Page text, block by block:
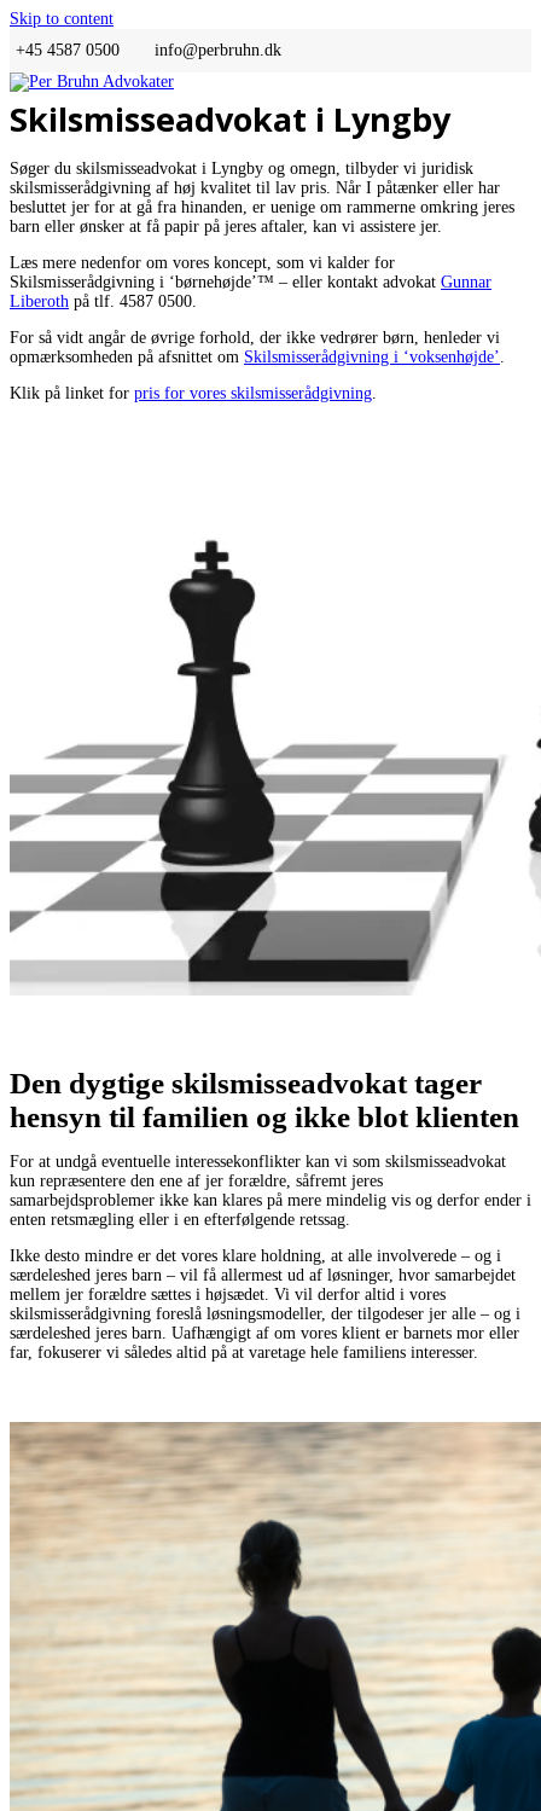
Skip to content
+45 4587 0500
info@perbruhn.dk
Skilsmisseadvokat i Lyngby
Søger du skilsmisseadvokat i Lyngby og omegn, tilbyder vi juridisk
skilsmisserådgivning af høj kvalitet til lav pris. Når I påtænker eller har
besluttet jer for at gå fra hinanden, er uenige om rammerne omkring jeres
barn eller ønsker at få papir på jeres aftaler, kan vi assistere jer.
Læs mere nedenfor om vores koncept, som vi kalder for
Skilsmisserådgivning i ‘børnehøjde’™ – eller kontakt advokat Gunnar
Liberoth på tlf. 4587 0500.
For så vidt angår de øvrige forhold, der ikke vedrører børn, henleder vi
opmærksomheden på afsnittet om Skilsmisserådgivning i ‘voksenhøjde’.
Klik på linket for pris for vores skilsmisserådgivning.
Den dygtige skilsmisseadvokat tager
hensyn til familien og ikke blot klienten
For at undgå eventuelle interessekonflikter kan vi som skilsmisseadvokat
kun repræsentere den ene af jer forældre, såfremt jeres
samarbejdsproblemer ikke kan klares på mere mindelig vis og derfor ender i
enten retsmægling eller i en efterfølgende retssag.
Ikke desto mindre er det vores klare holdning, at alle involverede – og i
særdeleshed jeres barn – vil få allermest ud af løsninger, hvor samarbejdet
mellem jer forældre sættes i højsædet. Vi vil derfor altid i vores
skilsmisserådgivning foreslå løsningsmodeller, der tilgodeser jer alle – og i
særdeleshed jeres barn. Uafhængigt af om vores klient er barnets mor eller
far, fokuserer vi således altid på at varetage hele familiens interesser.